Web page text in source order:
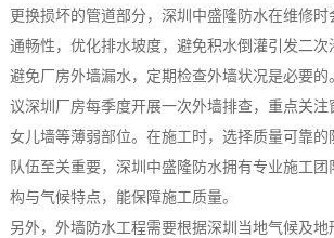
更换损坏的管道部分，深圳中盛隆防水在维修
通畅性，优化排水坡度，避免积水倒灌引发二次
避免厂房外墙漏水，定期检查外墙状况是必要
议深圳厂房每季度开展一次外墙排查，重点关注
女儿墙等薄弱部位。在施工时，选择质量可靠
队伍至关重要，深圳中盛隆防水拥有专业施工
构与气候特点，能保障施工质量。
另外，外墙防水工程需要根据深圳当地气候及